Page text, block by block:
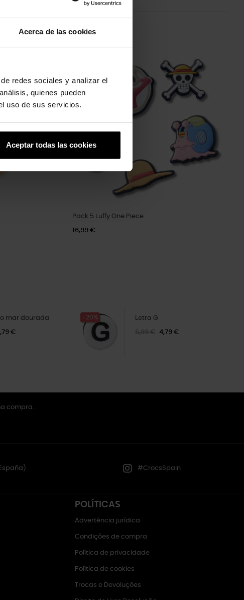
Acerca de las cookies
redes sociales y analizar el
quienes pueden
uso de sus servicios.
Aceptar todas las cookies
Pack 5 Luffy One Piece
16,99 €
mar dourada
€
-20% Letra G
5,99 € 4,79 €
compra.
#CrocsSpain
POLÍTICAS
Advertência jurídica
Condições de compra
Política de privacidade
Política de cookies
Trocas e Devoluções